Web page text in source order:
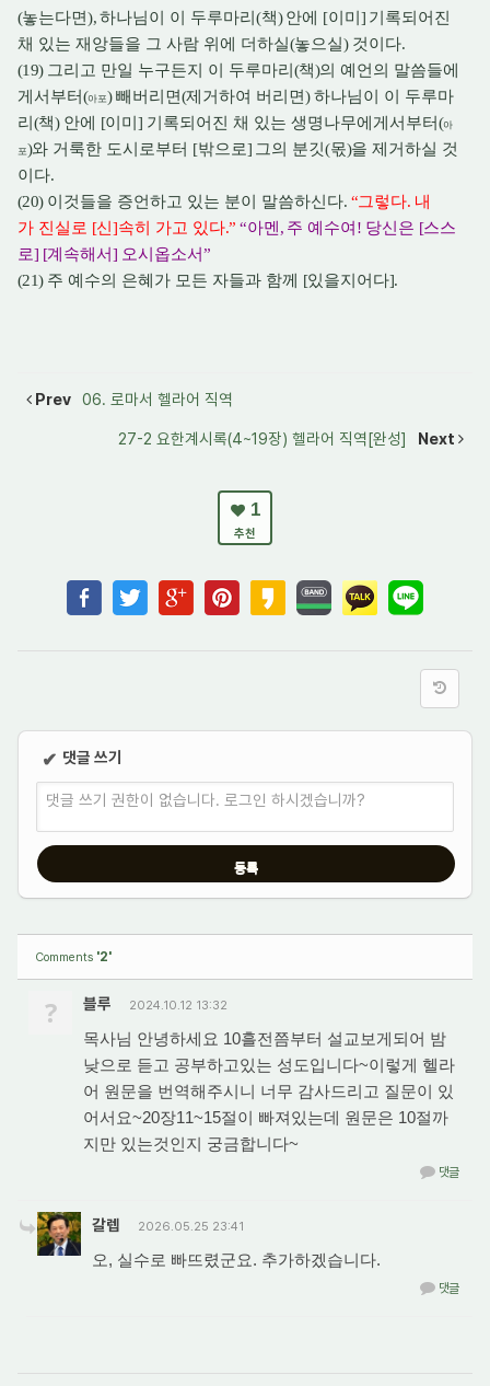
(놓는다면),하나님이 이 두루마리(책)안에 [이미 ] 기록되어진
채 있는 재앙들을 그 사람 위에 더하실(놓으실) 것이다.
(19) 그리고 만일 누구든지 이 두루마리 (책)의 예언의 말씀들에
게서부터(아포)빼버리면(제거하여 버리면)하나님이 이 두루마
리 (책) 안에 [이미] 기록되어진 채 있는 생명나무에게서부터(아
포)와 거룩한 도시로부터 [밖으로] 그의 분깃(몫)을 제거하실 것
이다.
(20) 이것들을 증언하고 있는 분이 말씀하신다. “그렇다. 내
가 진실로 [신]속히 가고 있다.” “아멘 , 주 예수여 ! 당신은 [스스
로] [계속해서] 오시옵소서”
(21) 주 예수의 은혜가 모든 자들과 함께 [있을지어다].
Prev 06. 로마서 헬라어 직역
27-2 요한계시록(4~19장) 헬라어 직역[완성] Next
1
추천
✔ 댓글 쓰기
댓글 쓰기 권한이 없습니다. 로그인 하시겠습니까?
Comments '2'
? 블루 2024.10.12 13:32
목사님 안녕하세요 10흘전쯤부터 설교보게되어 밤
낮으로 듣고 공부하고있는 성도입니다~이렇게 헬라
어 원문을 번역해주시니 너무 감사드리고 질문이 있
어서요~20장11~15절이 빠져있는데 원문은 10절까
지만 있는것인지 궁금합니다~
댓글
갈렙 2026.05.25 23:41
오, 실수로 빠뜨렸군요. 추가하겠습니다.
댓글